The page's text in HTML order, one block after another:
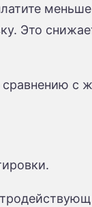
Это
с